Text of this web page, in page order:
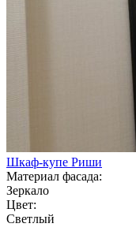
Шкаф-купе Риши
Материал фасада:
Зеркало
Цвет:
Светлый